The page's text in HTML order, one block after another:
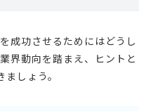
成功させるためにはどうし
界動向を踏まえ、ヒントと
しょう。